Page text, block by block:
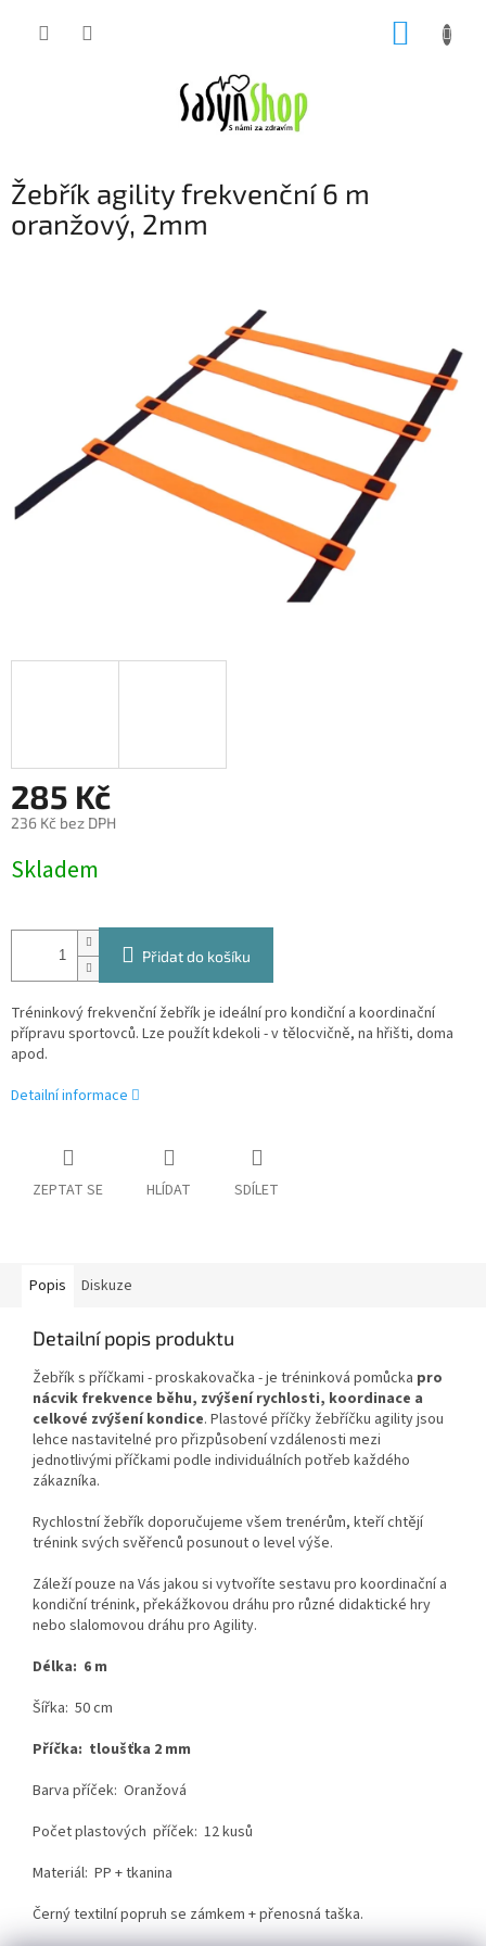
Žebřík agility frekvenční 6 m
oranžový, 2mm
285 Kč
236 Kč bez DPH
cena:
Skladem
Přidat do košíku
Tréninkový frekvenční žebřík je ideální pro kondiční a koordinační
přípravu sportovců. Lze použít kdekoli - v tělocvičně, na hřišti, doma
apod.
Detailní informace
ZEPTAT SE HLÍDAT SDÍLET
Popis Diskuze
Detailní popis produktu
Žebřík s příčkami - proskakovačka - je tréninková pomůcka pro
nácvik frekvence běhu, zvýšení rychlosti, koordinace a
celkové zvýšení kondice. Plastové příčky žebříčku agility jsou
lehce nastavitelné pro přizpůsobení vzdálenosti mezi
jednotlivými příčkami podle individuálních potřeb každého
zákazníka.
Rychlostní žebřík doporučujeme všem trenérům, kteří chtějí
trénink svých svěřenců posunout o level výše.
Záleží pouze na Vás jakou si vytvoříte sestavu pro koordinační a
kondiční trénink, překážkovou dráhu pro různé didaktické hry
nebo slalomovou dráhu pro Agility.
Délka: 6 m
Šířka: 50 cm
Příčka: tloušťka 2 mm
Barva příček: Oranžová
Počet plastových příček: 12 kusů
Materiál: PP + tkanina
Černý textilní popruh se zámkem + přenosná taška.